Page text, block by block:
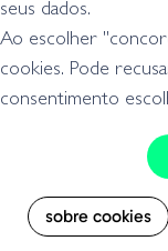
condições de
Grilo Pesca - Loja de
seus dados.
Ao escolher
cookies. Pode
consentimento
sobre cookies